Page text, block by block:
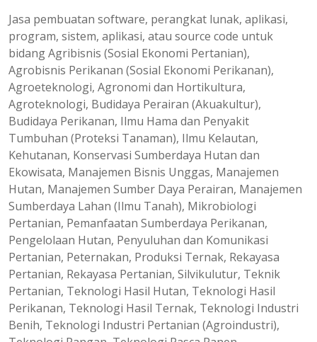
Jasa pembuatan software, perangkat lunak, aplikasi,
program, sistem, aplikasi, atau source code untuk
bidang Agribisnis (Sosial Ekonomi Pertanian),
Agrobisnis Perikanan (Sosial Ekonomi Perikanan),
Agroeteknologi, Agronomi dan Hortikultura,
Agroteknologi, Budidaya Perairan (Akuakultur),
Budidaya Perikanan, Ilmu Hama dan Penyakit
Tumbuhan (Proteksi Tanaman), Ilmu Kelautan,
Kehutanan, Konservasi Sumberdaya Hutan dan
Ekowisata, Manajemen Bisnis Unggas, Manajemen
Hutan, Manajemen Sumber Daya Perairan, Manajemen
Sumberdaya Lahan (Ilmu Tanah), Mikrobiologi
Pertanian, Pemanfaatan Sumberdaya Perikanan,
Pengelolaan Hutan, Penyuluhan dan Komunikasi
Pertanian, Peternakan, Produksi Ternak, Rekayasa
Pertanian, Rekayasa Pertanian, Silvikulutur, Teknik
Pertanian, Teknologi Hasil Hutan, Teknologi Hasil
Perikanan, Teknologi Hasil Ternak, Teknologi Industri
Benih, Teknologi Industri Pertanian (Agroindustri),